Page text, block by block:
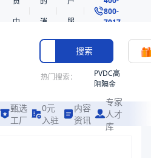
中
消
息
服
务
800-
7017
搜索
热门搜索：
PVDC高
阻隔金
共挤热
收缩袋
甄选
工厂
0元
入驻
内容
资讯
专家
人才
库
点等需要高温杀菌的碗、盒类产品